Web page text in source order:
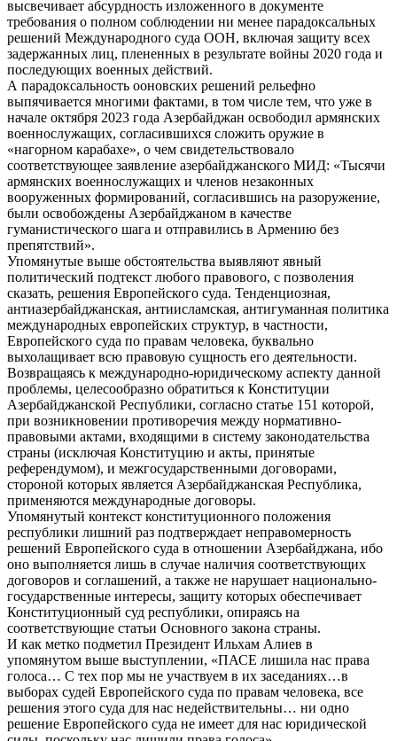
высвечивает абсурдность изложенного в документе
требования о полном соблюдении ни менее парадоксальных
решений Международного суда ООН, включая защиту всех
задержанных лиц, плененных в результате войны 2020 года и
последующих военных действий.
А парадоксальность ооновских решений рельефно
выпячивается многими фактами, в том числе тем, что уже в
начале октября 2023 года Азербайджан освободил армянских
военнослужащих, согласившихся сложить оружие в
«нагорном карабахе», о чем свидетельствовало
соответствующее заявление азербайджанского МИД: «Тысячи
армянских военнослужащих и членов незаконных
вооруженных формирований, согласившись на разоружение,
были освобождены Азербайджаном в качестве
гуманистического шага и отправились в Армению без
препятствий».
Упомянутые выше обстоятельства выявляют явный
политический подтекст любого правового, с позволения
сказать, решения Европейского суда. Тенденциозная,
антиазербайджанская, антиисламская, антигуманная политика
международных европейских структур, в частности,
Европейского суда по правам человека, буквально
выхолащивает всю правовую сущность его деятельности.
Возвращаясь к международно-­юридическому аспекту данной
проблемы, целесообразно обратиться к Конституции
Азербайджанской Республики, согласно статье 151 которой,
при возникновении противоречия между нормативно-
правовыми актами, входящими в систему законодательства
страны (исключая Конституцию и акты, принятые
референдумом), и межгосударственными договорами,
стороной которых является Азербайджанская Республика,
применяются международные договоры.
Упомянутый контекст конституционного положения
республики лишний раз подтверждает неправомерность
решений Европейского суда в отношении Азербайджана, ибо
оно выполняется лишь в случае наличия соответствующих
договоров и соглашений, а также не нарушает национально-
государственные интересы, защиту которых обеспечивает
Конституционный суд республики, опираясь на
соответствующие статьи Основного закона страны.
И как метко подметил Президент Ильхам Алиев в
упомянутом выше выступлении, «ПАСЕ лишила нас права
голоса… С тех пор мы не участвуем в их заседаниях…в
выборах судей Европейского суда по правам человека, все
решения этого суда для нас недействительны… ни одно
решение Европейского суда не имеет для нас юридической